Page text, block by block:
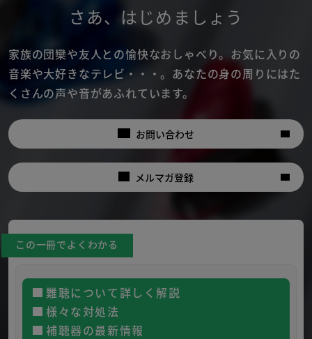
さあ、 はじめましょう
家族の団欒や友人との愉快なおしゃべり。 お気に入りの
音楽や大好きなテレビ・・・。 あなたの身の周りにはた
くさんの声や音があふれています。
お問い合わせ
メルマガ登録
この一冊でよくわかる
難聴について詳しく解説
様々な対処法
補聴器の最新情報